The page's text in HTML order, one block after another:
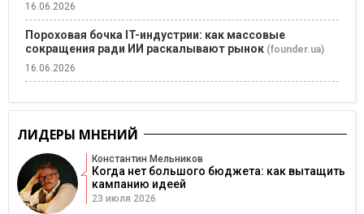
16.06.2026
Пороховая бочка IT-индустрии: как массовые
сокращения ради ИИ раскалывают рынок (founder.ua)
16.06.2026
ЛИДЕРЫ МНЕНИЙ
Константин Мельников
Когда нет большого бюджета: как вытащить
кампанию идеей
23 июля 2026